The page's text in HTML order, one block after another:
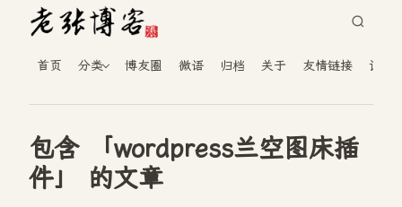
首页 分类 博友圈 微语 归档 关于 友情链接 读者
包含 「wordpress兰空图床插
件」 的文章